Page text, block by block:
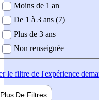
demandée
Moins de 1 an
De 1 à 3 ans (7)
Plus de 3 ans
Non renseignée
le filtre de l'expérience
Plus De Filtres